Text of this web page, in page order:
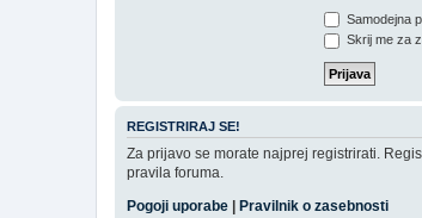
Samodejna
Skrij me za
REGISTRIRAJ SE!
Za prijavo se morate najprej registrirati.
pravila foruma.
Pogoji uporabe
Pravilnik o zasebnosti